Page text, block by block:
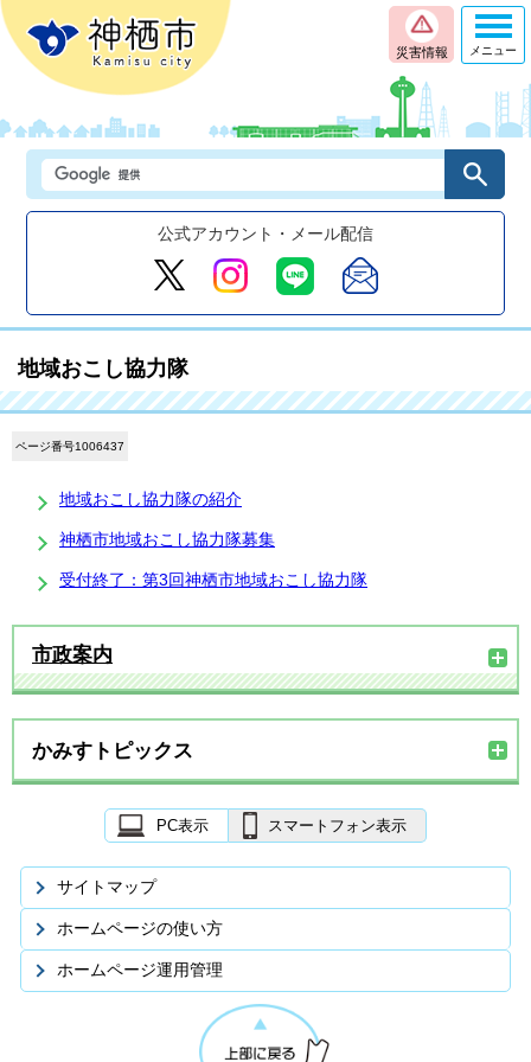
災害情報
公式アカウント・メール配信
メニュー
地域おこし協力隊
ページ番号1006437
地域おこし協力隊の紹介
神栖市地域おこし協力隊募集
受付終了：第3回神栖市地域おこし協力隊
市政案内
かみすトピックス
PC表示 スマートフォン表示
サイトマップ
ホームページの使い方
ホームページ運用管理